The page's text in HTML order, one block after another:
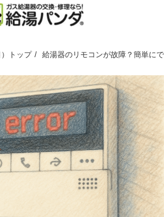
） トップ 給湯器のリモコンが故障？簡単に